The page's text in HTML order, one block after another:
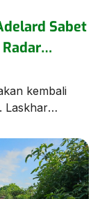
Sabet
kembali
Laskhar
English Speech
Pos Radar
Aula MAN 1
melalui